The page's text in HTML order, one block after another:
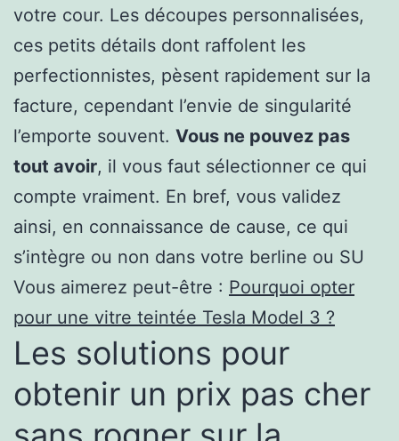
votre cour. Les découpes personnalisées,
ces petits détails dont raffolent les
perfectionnistes, pèsent rapidement sur la
facture, cependant l’envie de singularité
l’emporte souvent. Vous ne pouvez pas
tout avoir, il vous faut sélectionner ce qui
compte vraiment. En bref, vous validez
ainsi, en connaissance de cause, ce qui
s’intègre ou non dans votre berline ou SU
Vous aimerez peut-être : Pourquoi opter
pour une vitre teintée Tesla Model 3 ?
Les solutions pour
obtenir un prix pas cher